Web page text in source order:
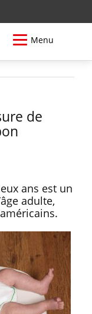
Menu
de
ans est un
adulte,